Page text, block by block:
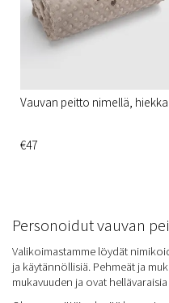
Vauvan peitto nimellä, hiekka
€47
Personoidut vauvan
Valikoimastamme löydät
ja käytännöllisiä. Pehmeät ja
mukavuuden ja ovat